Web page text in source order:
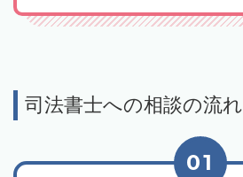
司法書士への相談の流れ
01